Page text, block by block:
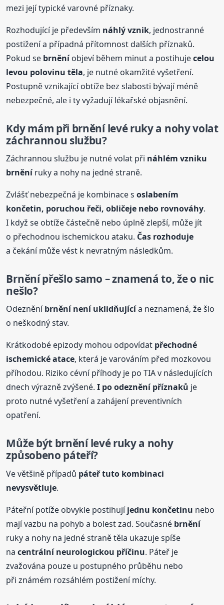
mezi její typické varovné příznaky.
Rozhodující je především náhlý vznik, jednostranné
postižení a případná přítomnost dalších příznaků.
Pokud se brněníobjeví během minut a postihujecelou
levou polovinu těla, je nutné okamžité vyšetření.
Postupně vznikající obtíže bez slabosti bývají méně
nebezpečné, ale i ty vyžadují lékařské objasnění.
Kdy mám při brněnílevé ruky a nohy volat
záchrannou službu?
Záchrannou službu je nutné volat při náhlém vzniku
brněníruky a nohy na jedné straně.
Zvlášť nebezpečná je kombinace soslabením
končetin, poruchou řeči, obličeje nebo rovnováhy.
I když se obtíže částečně nebo úplně zlepší, může jít
o přechodnou ischemickou ataku. Čas rozhoduje
a čekání může vést k nevratným následkům.
Brněnípřešlo samo – znamená to, že o nic
nešlo?
Odezněníbrnění není uklidňujícía neznamená, že šlo
o neškodný stav.
Krátkodobé epizody mohou odpovídat přechodné
ischemické atace, která je varováním před mozkovou
příhodou. Riziko cévní příhody je po TIA v následujících
dnech výrazně zvýšené.I po odeznění příznaků je
proto nutné vyšetření a zahájení preventivních
opatření.
Může být brněnílevé ruky a nohy
způsobeno páteří?
Ve většině případů páteř tuto kombinaci
nevysvětluje.
Páteřní potíže obvykle postihujíjednu končetinu nebo
mají vazbu na pohyb a bolest zad. Současné brnění
ruky a nohy na jedné straně těla ukazuje spíše
nacentrální neurologickou příčinu. Páteř je
zvažována pouze u postupného průběhu nebo
při známém rozsáhlém postižení míchy.